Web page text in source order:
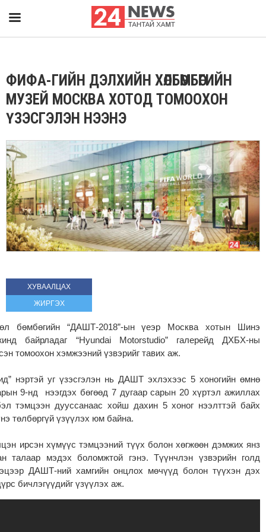
ФИФА-ГИЙН ДЭЛХИЙН ХӨЛБӨМБӨГИЙН
МУЗЕЙ МОСКВА ХОТОД ТОМООХОН
ҮЗЭСГЭЛЭН НЭЭНЭ
ХУВААЛЦАХ
ЖИРГЭХ
бөмбөгийн “ДАШТ-2018”-ын үеэр Москва хотын Шинэ
байрладаг “Hyundai Motorstudio” галерейд ДХБХ-ны
томоохон хэмжээний үзвэрийг тавих аж.
нэртэй уг үзэсгэлэн нь ДАШТ эхлэхээс 5 хоногийн өмнө
9-нд нээгдэх бөгөөд 7 дугаар сарын 20 хүртэл ажиллах
тэмцээн дууссанаас хойш дахин 5 хоног нээлттэй байх
төлбөргүй үзүүлэх юм байна.
ирсэн хүмүүс тэмцээний түүх болон хөгжөөн дэмжих янз
талаар мэдэх боломжтой гэнэ. Түүнчлэн үзвэрийн голд
ДАШТ-ний хамгийн онцлох мөчүүд болон түүхэн дэх
бичлэгүүдийг үзүүлэх аж.